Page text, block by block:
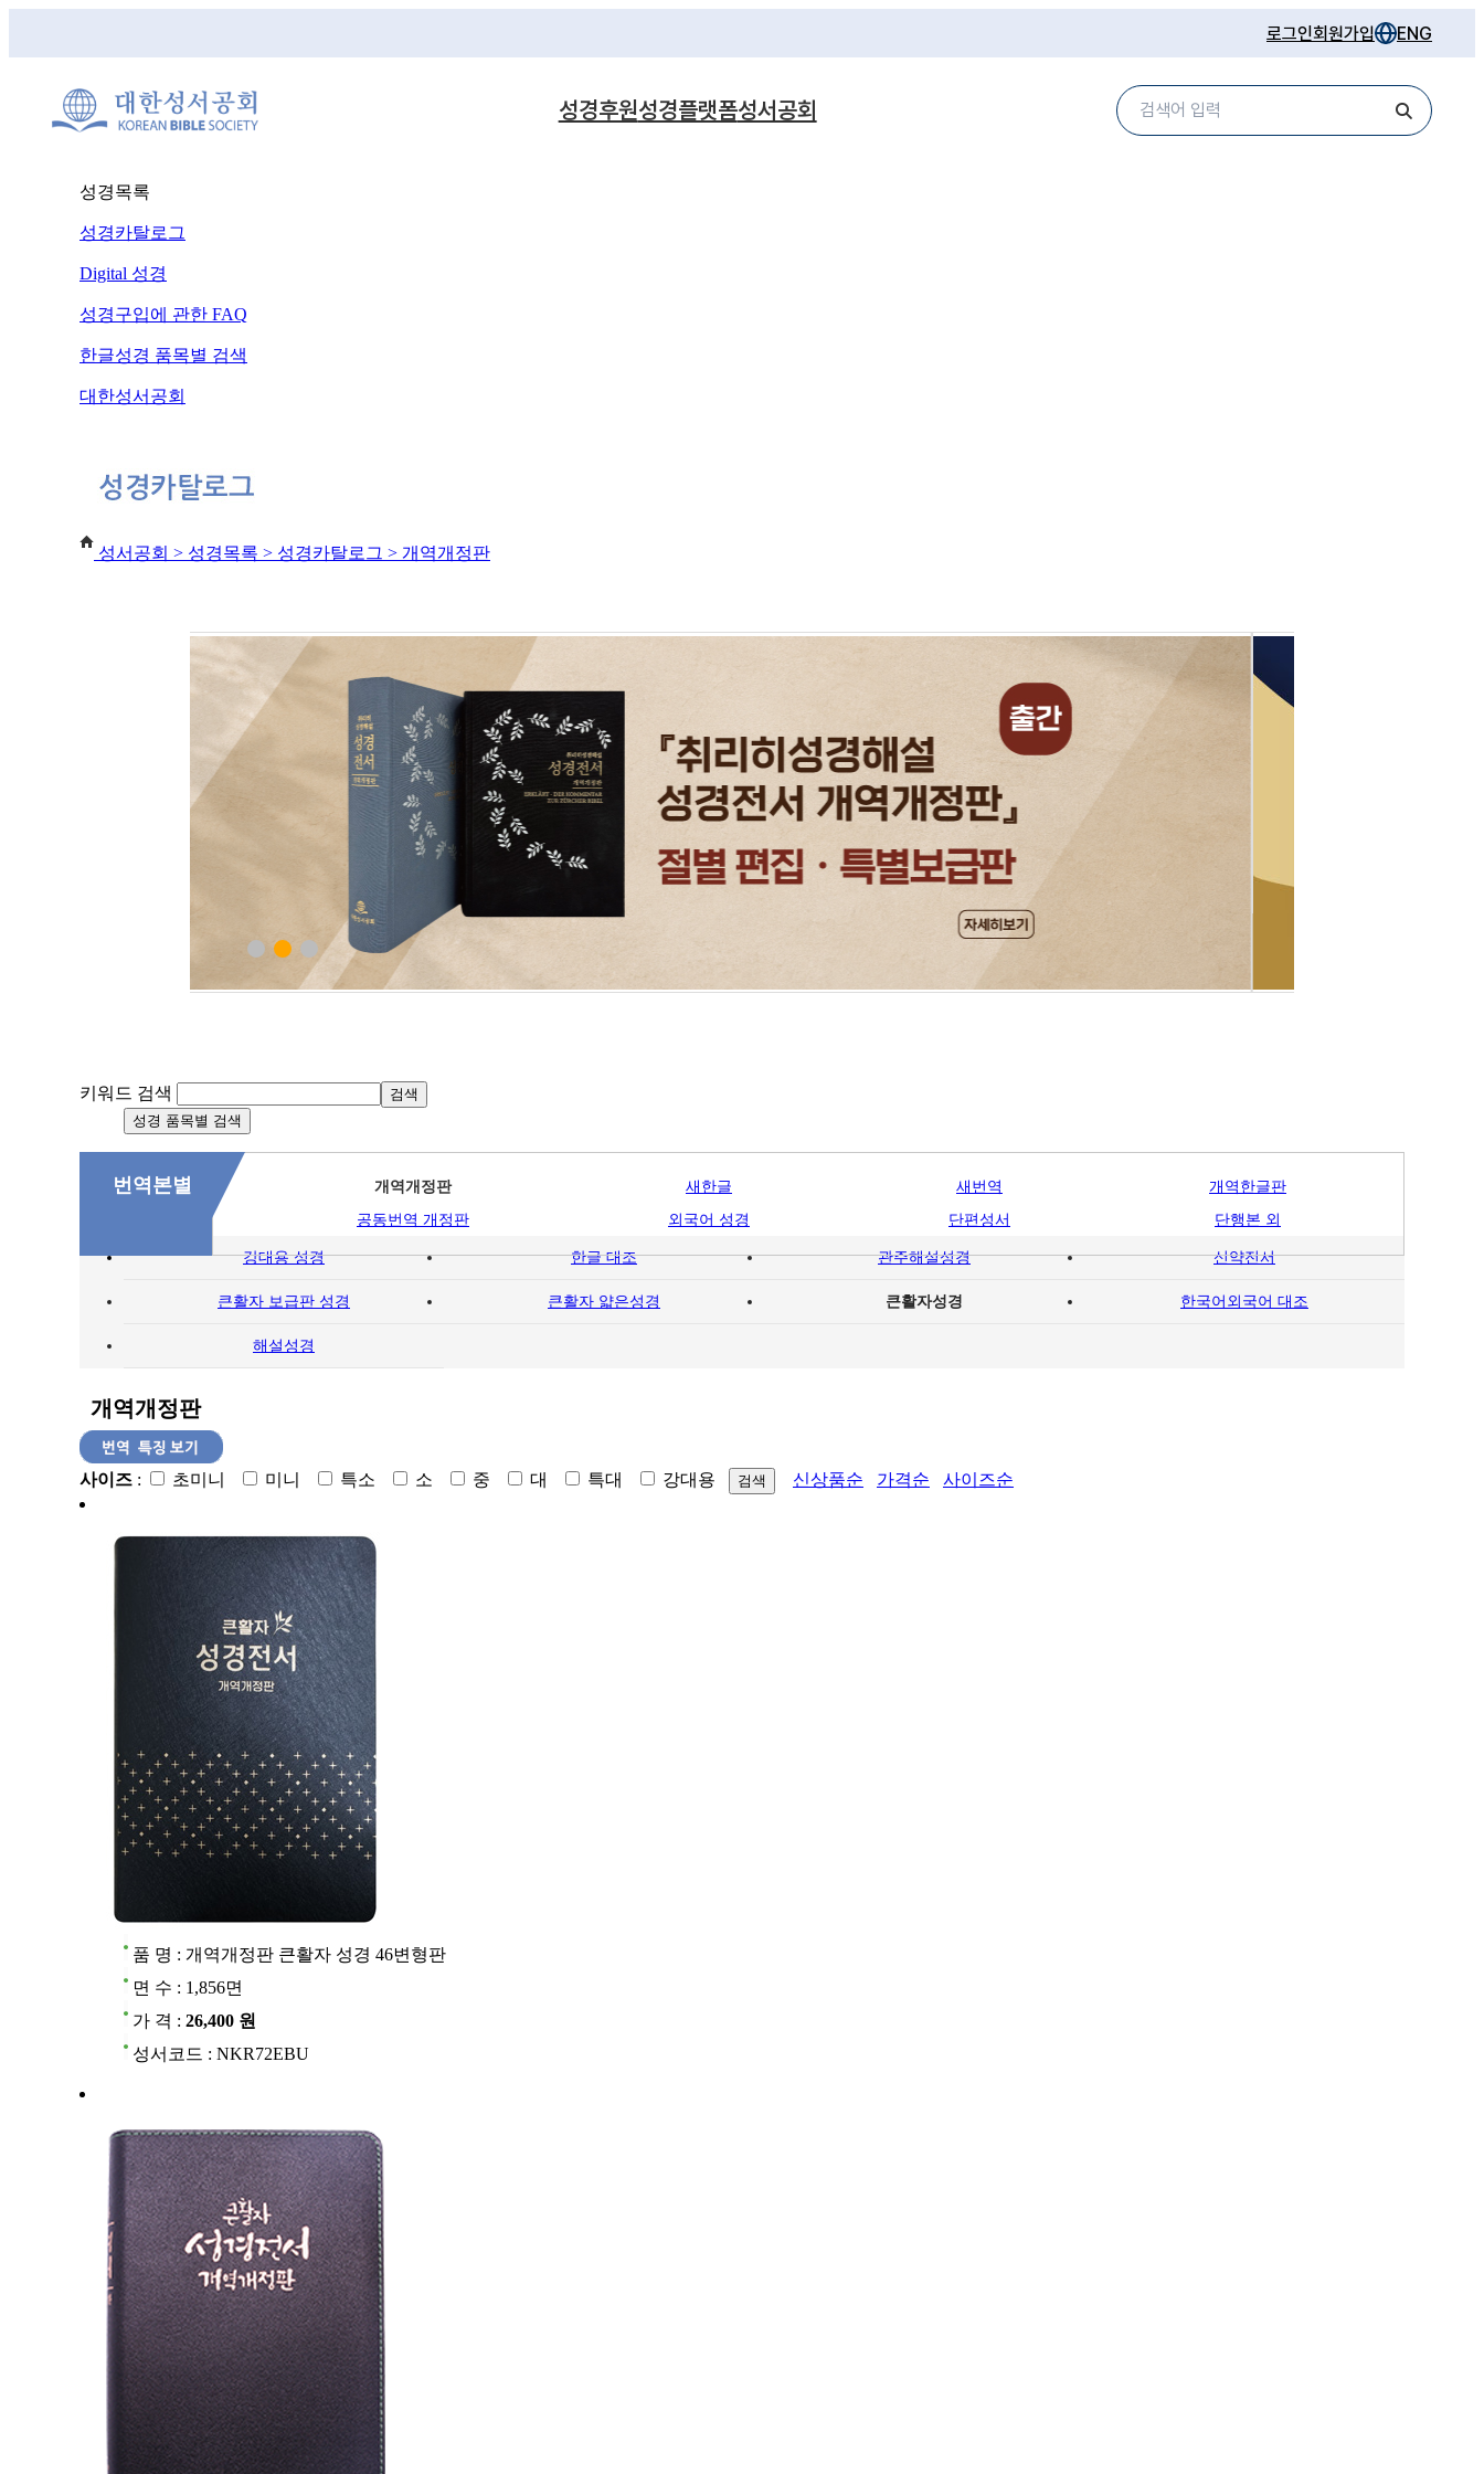
로그인회원가입 ENG
성경후원성경플랫폼성서공회
성경목록
성경카탈로그
Digital 성경
성경구입에 관한 FAQ
한글성경 품목별 검색
대한성서공회
성서공회 > 성경목록 > 성경카탈로그 > 개역개정판
키워드 검색
번역본별 개역개정판 새한글 새번역
개역한글판
공동번역 개정판
외국어 성경 단편성서 단행본 외
강대용 성경 한글 대조 관주해설성경 신약전서
큰활자 보급판 성경 큰활자 얇은성경 큰활자성경 한국어외국어 대조
해설성경
개역개정판
사이즈 : 초미니 미니 특소 소 중 대 특대 강대용 신상품순 가격순 사이즈순
품 명 : 개역개정판 큰활자 성경 46변형판
면 수 : 1,856면
가 격 : 26,400 원
성서코드 : NKR72EBU